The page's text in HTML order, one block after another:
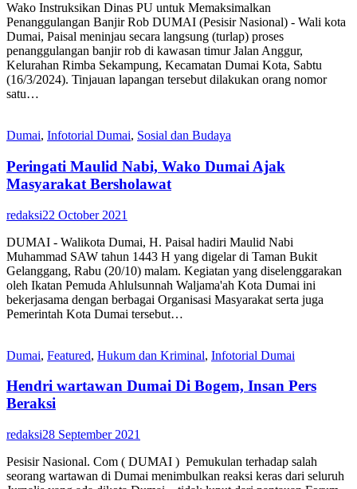
Wako Instruksikan Dinas PU untuk Memaksimalkan
Penanggulangan Banjir Rob DUMAI (Pesisir Nasional) - Wali kota
Dumai, Paisal meninjau secara langsung (turlap) proses
penanggulangan banjir rob di kawasan timur Jalan Anggur,
Kelurahan Rimba Sekampung, Kecamatan Dumai Kota, Sabtu
(16/3/2024). Tinjauan lapangan tersebut dilakukan orang nomor
satu…
Dumai, Infotorial Dumai, Sosial dan Budaya
Peringati Maulid Nabi, Wako Dumai Ajak
Masyarakat Bersholawat
redaksi22 October 2021
DUMAI - Walikota Dumai, H. Paisal hadiri Maulid Nabi
Muhammad SAW tahun 1443 H yang digelar di Taman Bukit
Gelanggang, Rabu (20/10) malam. Kegiatan yang diselenggarakan
oleh Ikatan Pemuda Ahlulsunnah Waljama'ah Kota Dumai ini
bekerjasama dengan berbagai Organisasi Masyarakat serta juga
Pemerintah Kota Dumai tersebut…
Dumai, Featured, Hukum dan Kriminal, Infotorial Dumai
Hendri wartawan Dumai Di Bogem, Insan Pers
Beraksi
redaksi28 September 2021
Pesisir Nasional. Com ( DUMAI ) Pemukulan terhadap salah
seorang wartawan di Dumai menimbulkan reaksi keras dari seluruh